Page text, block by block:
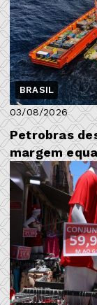
BRASIL
03/08/2026
Petrobras
margem